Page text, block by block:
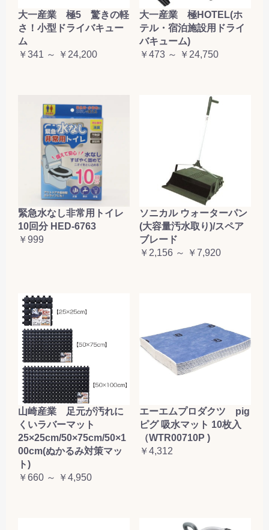
大一産業 極5 驚きの軽
さ！小型ドライバキュー
ム
￥341 ～ ￥24,200
大一産業 極HOTEL(ホ
テル・宿泊施設用ドライ
バキューム)
￥473 ～ ￥24,750
緊急水なし非常用トイレ
10回分 HED-6763
￥999
ソニカル ウォーターパン
(大容量汚水取り)/スペア
ブレード
￥2,156 ～ ￥7,920
山崎産業 足元が汚れに
くいラバーマット
25×25cm/50×75cm/50×1
00cm(ぬかるみ対策マッ
ト)
￥660 ～ ￥4,950
エーエムプロダクツ pig
ピグ 吸水マット 10枚入
（WTR00710P )
￥4,312